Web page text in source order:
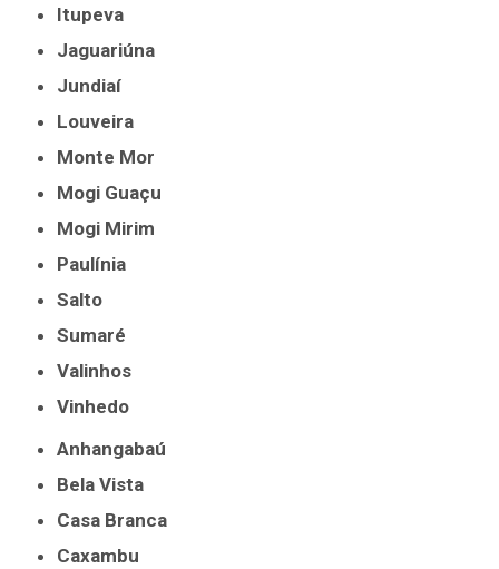
Itupeva
Jaguariúna
Jundiaí
Louveira
Monte Mor
Mogi Guaçu
Mogi Mirim
Paulínia
Salto
Sumaré
Valinhos
Vinhedo
Anhangabaú
Bela Vista
Casa Branca
Caxambu